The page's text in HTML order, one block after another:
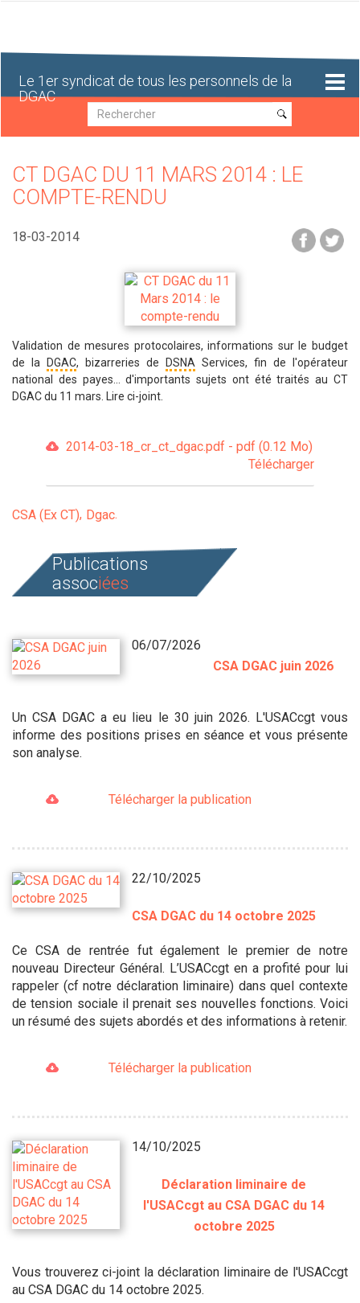
Le 1er syndicat de tous les personnels de la
DGAC
Recherche
Recherche
CT DGAC DU 11 MARS 2014 : LE
COMPTE-RENDU
18-03-2014
Validation de mesures protocolaires, informations sur le budget
de la
DGAC, bizarreries de DSNA Services, fin de l'opérateur
national des payes... d'importants sujets ont été traités au CT
DGAC du 11 mars. Lire ci-joint.
2014-03-18_cr_ct_dgac.pdf - pdf (0.12 Mo)
Télécharger
CSA (Ex CT) Dgac
Publications
associées
06/07/2026
CSA DGAC juin 2026
Un CSA DGAC a eu lieu le 30 juin 2026. L'USACcgt vous
informe des positions prises en séance et vous présente
son analyse.
Télécharger la publication
22/10/2025
CSA DGAC du 14 octobre 2025
Ce CSA de rentrée fut également le premier de notre
nouveau Directeur Général. L’USACcgt en a profité pour lui
rappeler (cf notre déclaration liminaire) dans quel contexte
de tension sociale il prenait ses nouvelles fonctions. Voici
un résumé des sujets abordés et des informations à retenir.
Télécharger la publication
14/10/2025
Déclaration liminaire de
l'USACcgt au CSA DGAC du 14
octobre 2025
Vous trouverez ci-joint la déclaration liminaire de l'USACcgt
au CSA DGAC du 14 octobre 2025.